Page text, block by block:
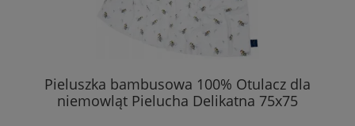
Pieluszka bambusowa 100% Otulacz dla
niemowląt Pielucha Delikatna 75x75